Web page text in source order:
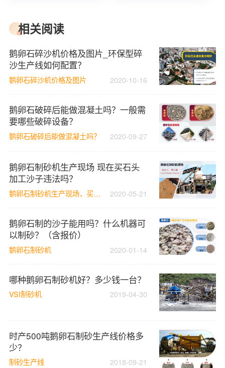
相关阅读
鹅卵石碎沙机价格及图片_环保型碎
沙生产线如何配置？
鹅卵石碎沙机价格及图片 2020-10-16
鹅卵石破碎后能做混凝土吗？一般需
要哪些破碎设备？
鹅卵石破碎后能做混凝土吗？ 2020-09-27
鹅卵石制砂机生产现场 现在买石头
加工沙子违法吗？
鹅卵石制砂机生产现场，买石头加工沙子违法吗 2020-05-21
鹅卵石制的沙子能用吗？什么机器可
以制砂？（含报价）
鹅卵石制砂机 2020-01-14
哪种鹅卵石制砂机好？多少钱一台？
VSI制砂机 2019-04-30
时产500吨鹅卵石制砂生产线价格多
少？
制砂生产线 2018-09-21